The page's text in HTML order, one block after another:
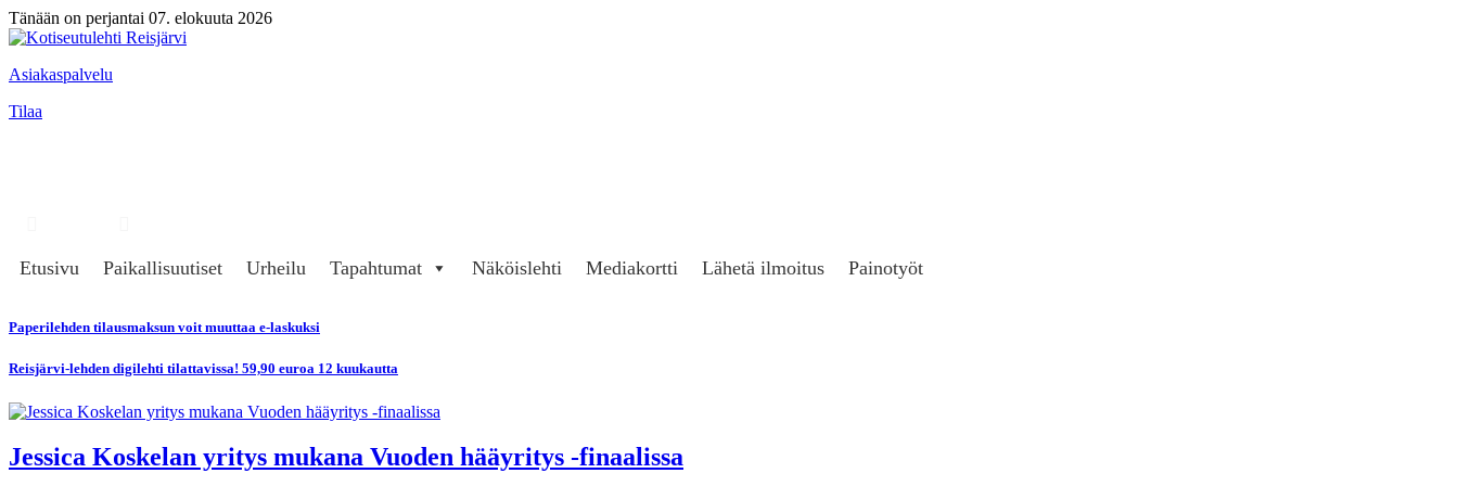
Tänään on perjantai 07. elokuuta 2026
Asiakaspalvelu
Tilaa
Etusivu
Paikallisuutiset Urheilu Tapahtumat Näköislehti Mediakortti Lähetä ilmoitus Painotyöt
Paperilehden tilausmaksun voit muuttaa e-laskuksi
Reisjärvi-lehden digilehti tilattavissa! 59,90 euroa 12 kuukautta
Jessica Koskelan yritys mukana Vuoden hääyritys -finaalissa